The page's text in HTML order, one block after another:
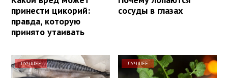
принести цикорий:
правда, которую
принято утаивать
сосуды в глазах
ЛУЧШЕЕ ЛУЧШЕЕ